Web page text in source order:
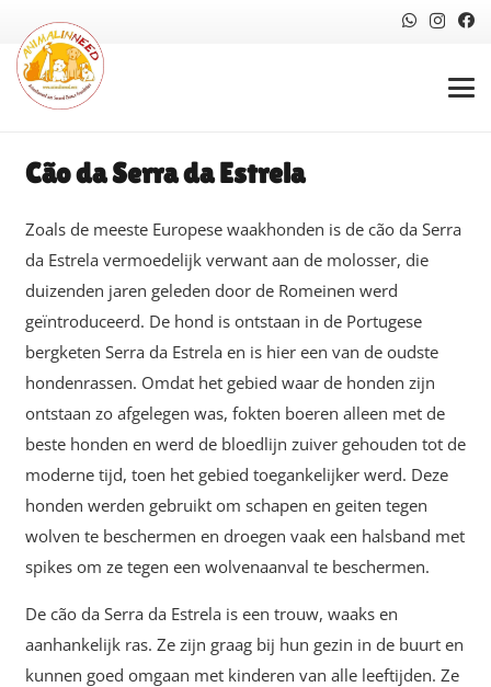
Cão da Serra da Estrela
Zoals de meeste Europese waakhonden is de cão da Serra
da Estrela vermoedelijk verwant aan de molosser, die
duizenden jaren geleden door de Romeinen werd
geïntroduceerd. De hond is ontstaan in de Portugese
bergketen Serra da Estrela en is hier een van de oudste
hondenrassen. Omdat het gebied waar de honden zijn
ontstaan zo afgelegen was, fokten boeren alleen met de
beste honden en werd de bloedlijn zuiver gehouden tot de
moderne tijd, toen het gebied toegankelijker werd. Deze
honden werden gebruikt om schapen en geiten tegen
wolven te beschermen en droegen vaak een halsband met
spikes om ze tegen een wolvenaanval te beschermen.
De cão da Serra da Estrela is een trouw, waaks en
aanhankelijk ras. Ze zijn graag bij hun gezin in de buurt en
kunnen goed omgaan met kinderen van alle leeftijden. Ze